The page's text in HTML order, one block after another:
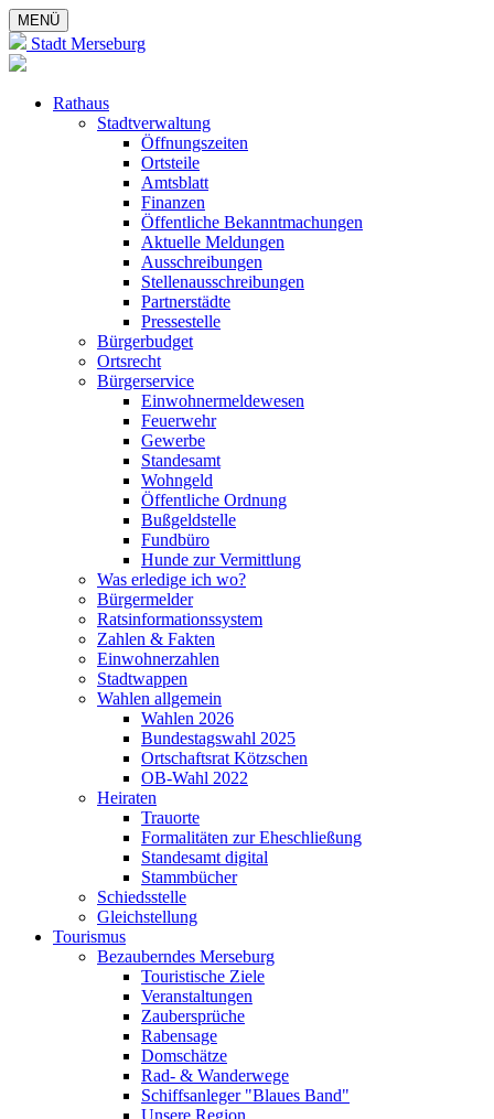
MENÜ
Stadt Merseburg
Rathaus
Stadtverwaltung
Öffnungszeiten
Ortsteile
Amtsblatt
Finanzen
Öffentliche Bekanntmachungen
Aktuelle Meldungen
Ausschreibungen
Stellenausschreibungen
Partnerstädte
Pressestelle
Bürgerbudget
Ortsrecht
Bürgerservice
Einwohnermeldewesen
Feuerwehr
Gewerbe
Standesamt
Wohngeld
Öffentliche Ordnung
Bußgeldstelle
Fundbüro
Hunde zur Vermittlung
Was erledige ich wo?
Bürgermelder
Ratsinformationssystem
Zahlen & Fakten
Einwohnerzahlen
Stadtwappen
Wahlen allgemein
Wahlen 2026
Bundestagswahl 2025
Ortschaftsrat Kötzschen
OB-Wahl 2022
Heiraten
Trauorte
Formalitäten zur Eheschließung
Standesamt digital
Stammbücher
Schiedsstelle
Gleichstellung
Tourismus
Bezauberndes Merseburg
Touristische Ziele
Veranstaltungen
Zaubersprüche
Rabensage
Domschätze
Rad- & Wanderwege
Schiffsanleger "Blaues Band"
Unsere Region